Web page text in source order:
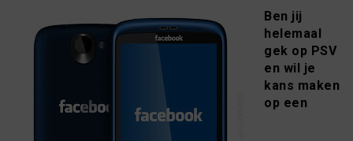
Ben jij
helemaal
gek op PSV
en wil je
kans maken
op een